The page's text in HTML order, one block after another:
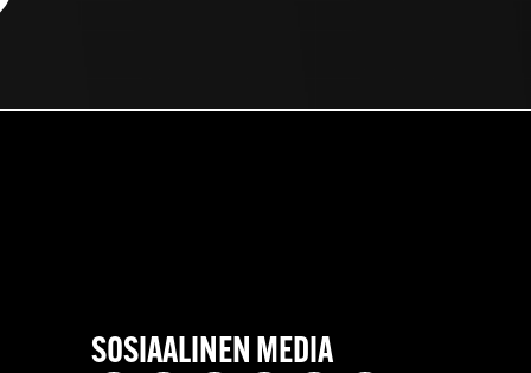
SOSIAALINEN MEDIA